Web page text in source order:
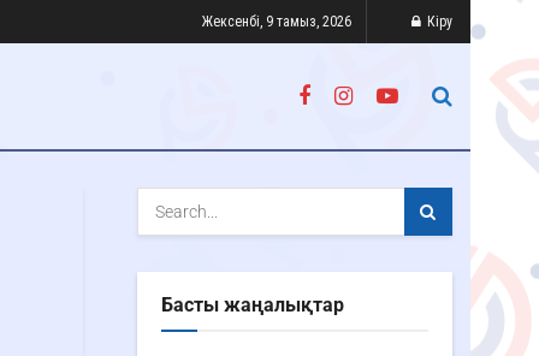
Жексенбі, 9 тамыз, 2026 Кіру
Басты жаңалықтар